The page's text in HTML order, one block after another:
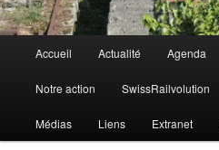
principal
Accueil Actualité Agenda
Notre action SwissRailvolution
Médias Liens Extranet